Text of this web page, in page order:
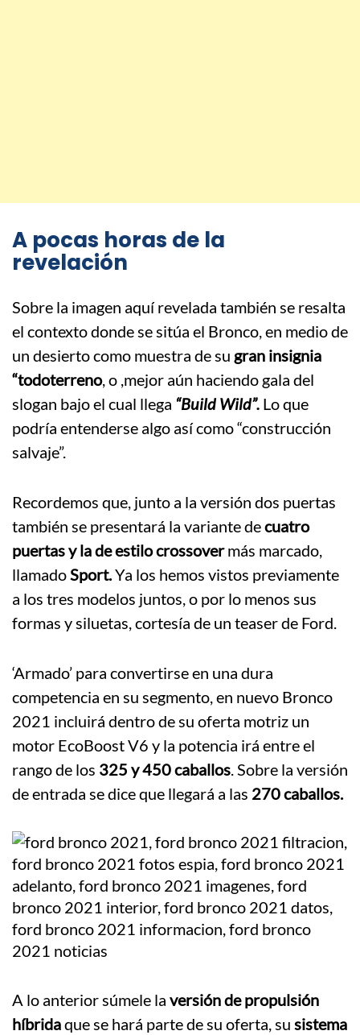
A pocas horas de la
revelación
Sobre la imagen aquí revelada también se resalta
el contexto donde se sitúa el Bronco, en medio de
un desierto como muestra de su gran insignia
“todoterreno, o ,mejor aún haciendo gala del
slogan bajo el cual llega “Build Wild”. Lo que
podría entenderse algo así como “construcción
salvaje”.
Recordemos que, junto a la versión dos puertas
también se presentará la variante decuatro
puertas y la de estilo crossovermás marcado,
llamadoSport.Ya los hemos vistos previamente
a los tres modelos juntos, o por lo menos sus
formas y siluetas, cortesía de un teaser de Ford.
‘Armado’ para convertirse en una dura
competencia en su segmento, en nuevo Bronco
2021 incluirá dentro de su oferta motriz un
motor EcoBoost V6 y la potencia irá entre el
rango de los 325 y 450 caballos. Sobre la versión
de entrada se dice que llegará a las 270 caballos.
A lo anterior súmele la versión de propulsión
híbridaque se hará parte de su oferta, su sistema